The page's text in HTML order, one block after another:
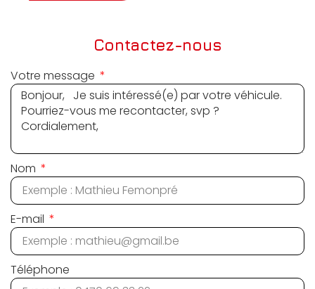
Contactez-nous
Votre message
Nom
E-mail
Téléphone